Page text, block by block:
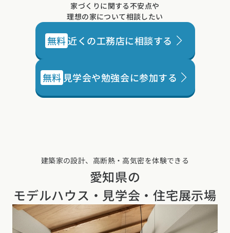
家づくりに関する不安点や
理想の家について相談したい
無料近くの工務店に相談する
無料 見学会や勉強会に参加する
建築家の設計、高断熱・高気密を体験できる
愛知県の
モデルハウス・見学会・住宅展示場